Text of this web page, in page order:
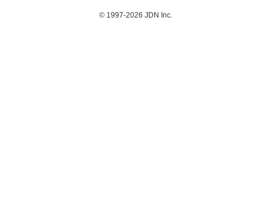
© 1997-2026 JDN Inc.